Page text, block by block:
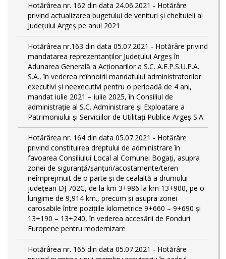
Hotărârea nr. 162 din data 24.06.2021 - Hotărâre
privind actualizarea bugetului de venituri și cheltuieli al
Județului Argeș pe anul 2021
Hotărârea nr.163 din data 05.07.2021 - Hotărâre privind
mandatarea reprezentanților Județului Argeș în
Adunarea Generală a Acționarilor a S.C. A.E.P.S.U.P.A.
S.A., în vederea reînnoirii mandatului administratorilor
executivi și neexecutivi pentru o perioadă de 4 ani,
mandat iulie 2021 – iulie 2025, în Consiliul de
administrație al S.C. Administrare și Exploatare a
Patrimoniului și Serviciilor de Utilitaţi Publice Argeș S.A.
Hotărârea nr. 164 din data 05.07.2021 - Hotărâre
privind constituirea dreptului de administrare în
favoarea Consiliului Local al Comunei Bogați, asupra
zonei de siguranță/șanțuri/acostamente/teren
neîmprejmuit de o parte și de cealaltă a drumului
județean DJ 702C, de la km 3+986 la km 13+900, pe o
lungime de 9,914 km., precum și asupra zonei
carosabile între pozițiile kilometrice 9+660 – 9+690 și
13+190 – 13+240, în vederea accesării de Fonduri
Europene pentru modernizare
Hotărârea nr. 165 din data 05.07.2021 - Hotărâre